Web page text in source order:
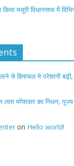
मसूरी विधानसभा में
से हिमाचल मे परेशानी बढ़ी,
लता मंगेशकर का निधन, पूज्य
on Hello world!